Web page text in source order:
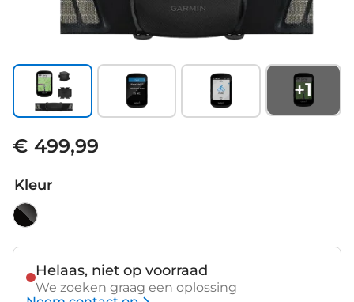
+1
€ 499,99
Kleur
Helaas, niet op voorraad
We zoeken graag een oplossing